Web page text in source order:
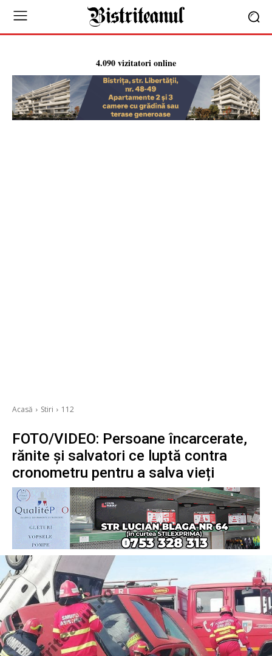
4.090 vizitatori online
Acasă Stiri 112
FOTO/VIDEO: Persoane încarcerate,
rănite și salvatori ce luptă contra
cronometru pentru a salva vieți